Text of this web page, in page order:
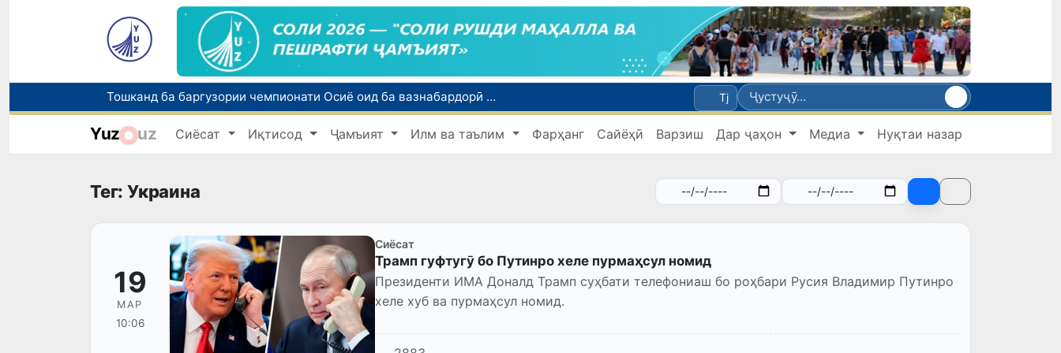
Тошканд ба баргузории чемпионати Осиё оид ба вазнабардорӣ омодагӣ мебинад
Шаҳрвандони Ӯзбекистон метавонанд дар доираи барномаи H-2A ба корҳои мавсимии кишоварзӣ дар ИМА сафарбар шаванд
Намояндагии Агентии муҳоҷират дар Москва моҳи июл ба зиёда аз 1,8 ҳазор шаҳрванди Ӯзбекистон кумак расонд
Tj
Yuz uz Сиёсат Иқтисод Ҷамъият Илм ва таълим Фарҳанг Сайёҳӣ Варзиш Дар ҷаҳон Медиа Нуқтаи назар
Тег: Украина
19
МАР
10:06
Сиёсат
Трамп гуфтугӯ бо Путинро хеле пурмаҳсул номид
Президенти ИМА Доналд Трамп суҳбати телефониаш бо роҳбари Русия Владимир Путинро
хеле хуб ва пурмаҳсул номид.